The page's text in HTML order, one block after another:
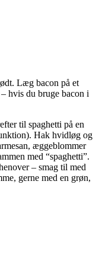
Læg bacon på et
hvis du bruge bacon i
til spaghetti på en
Hak hvidløg og
æggeblommer
med “spaghetti”.
– smag til med
gerne med en grøn,